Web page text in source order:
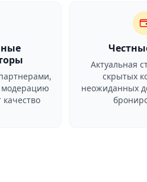
модерацию
Актуальная
скрытых
неожиданных